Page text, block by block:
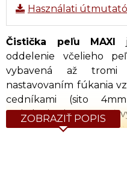
Használati útmutató
Čistička peľu MAXI
oddelenie včelieho
vybavená až tromi
nastavovaním fúkania
cedníkami (sito
zariadenia je z
vrstvou práškovej
ZOBRAZIŤ POPIS